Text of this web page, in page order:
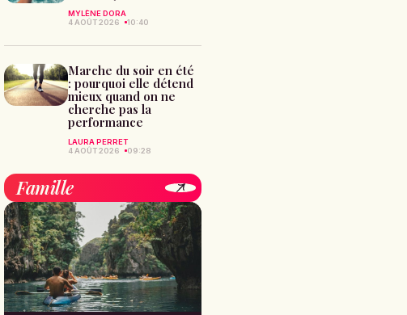
MYLÈNE DORA
4 AOÛT 2026
10:40
Marche du soir en été
: pourquoi elle détend
mieux quand on ne
cherche pas la
performance
LAURA PERRET
4 AOÛT 2026
09:28
Famille